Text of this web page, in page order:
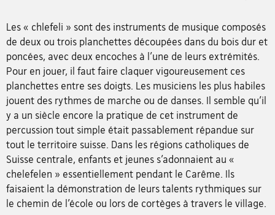
Les « chlefeli » sont des instruments de musique composés
de deux ou trois planchettes découpées dans du bois dur et
poncées, avec deux encoches à l’une de leurs extrémités.
Pour en jouer, il faut faire claquer vigoureusement ces
planchettes entre ses doigts. Les musiciens les plus habiles
jouent des rythmes de marche ou de danses. Il semble qu’il
y a un siècle encore la pratique de cet instrument de
percussion tout simple était passablement répandue sur
tout le territoire suisse. Dans les régions catholiques de
Suisse centrale, enfants et jeunes s’adonnaient au «
chelefelen » essentiellement pendant le Carême. Ils
faisaient la démonstration de leurs talents rythmiques sur
le chemin de l’école ou lors de cortèges à travers le village.